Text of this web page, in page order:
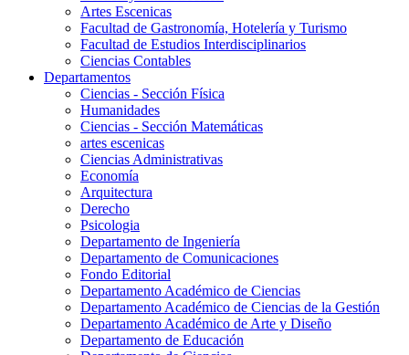
Artes Escenicas
Facultad de Gastronomía, Hotelería y Turismo
Facultad de Estudios Interdisciplinarios
Ciencias Contables
Departamentos
Ciencias - Sección Física
Humanidades
Ciencias - Sección Matemáticas
artes escenicas
Ciencias Administrativas
Economía
Arquitectura
Derecho
Psicologia
Departamento de Ingeniería
Departamento de Comunicaciones
Fondo Editorial
Departamento Académico de Ciencias
Departamento Académico de Ciencias de la Gestión
Departamento Académico de Arte y Diseño
Departamento de Educación